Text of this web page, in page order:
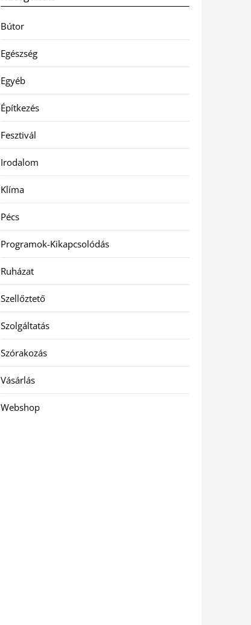
Bútor
Egészség
Egyéb
Építkezés
Fesztivál
Irodalom
Klíma
Pécs
Programok-Kikapcsolódás
Ruházat
Szellőztető
Szolgáltatás
Szórakozás
Vásárlás
Webshop